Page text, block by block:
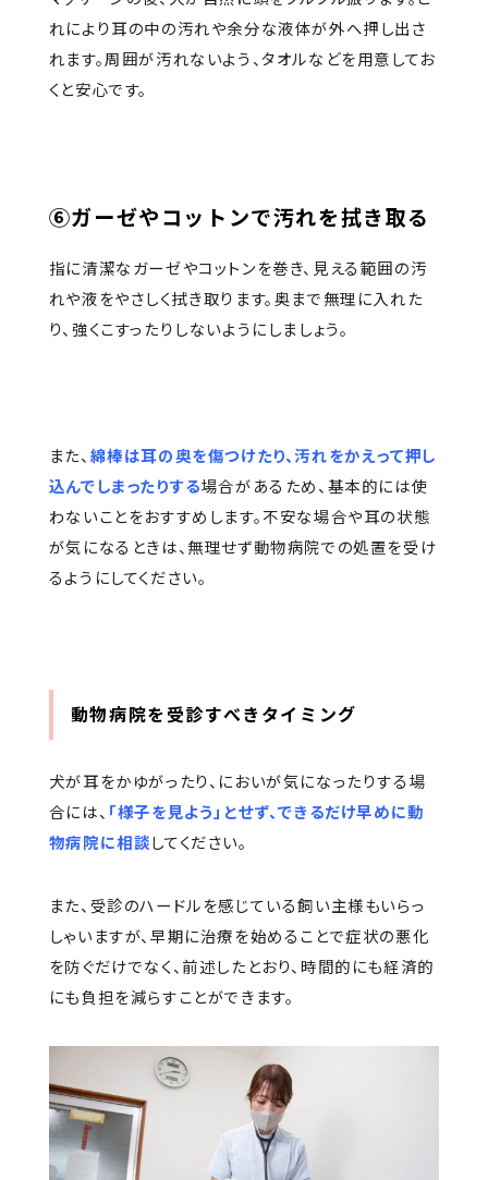
れにより耳の中の汚れや余分な液体が外へ押し出さ
れます。周囲が汚れないよう、タオルなどを用意してお
くと安心です。
⑥ガーゼやコットンで汚れを拭き取る
指に清潔なガーゼやコットンを巻き、見える範囲の汚
れや液をやさしく拭き取ります。奥まで無理に入れた
り、強くこすったりしないようにしましょう。
また、 綿棒は耳の奥を傷つけたり、汚れをかえって押し
込んでしまったりする場合があるため、基本的には使
わないことをおすすめします。不安な場合や耳の状態
が気になるときは、無理せず動物病院での処置を受け
るようにしてください。
動物病院を受診すべきタイミング
犬が耳をかゆがったり、においが気になったりする場
合には、 「様子を見よう」とせず、できるだけ早めに動
物病院に相談してください。
また、受診のハードルを感じている飼い主様もいらっ
しゃいますが、早期に治療を始めることで症状の悪化
を防ぐだけでなく、前述したとおり、時間的にも経済的
にも負担を減らすことができます。